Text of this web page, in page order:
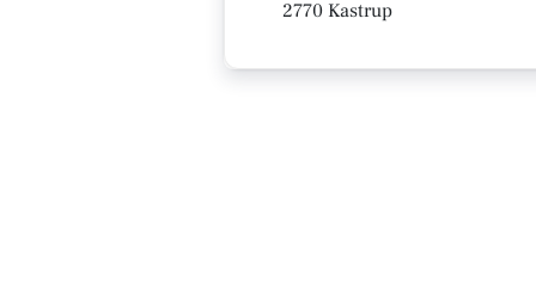
2770 Kastrup